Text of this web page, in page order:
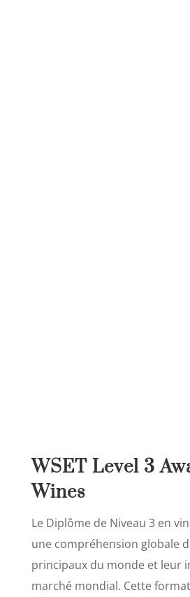
WSET Level 3
Wines
Le Diplôme de Niveau 3 en
une compréhension globale
principaux du monde et leur
marché mondial. Cette